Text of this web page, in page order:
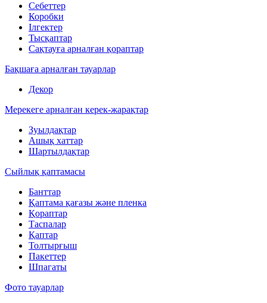
Себеттер
Коробки
Ілгектер
Тысқаптар
Сақтауға арналған қораптар
Бақшаға арналған тауарлар
Декор
Мерекеге арналған керек-жарақтар
Зуылдақтар
Ашық хаттар
Шартылдақтар
Сыйлық қаптамасы
Банттар
Қаптама қағазы және пленка
Қораптар
Таспалар
Қаптар
Толтырғыш
Пакеттер
Шпагаты
Фото тауарлар